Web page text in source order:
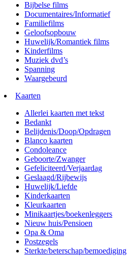
Bijbelse films
Documentaires/Informatief
Familiefilms
Geloofsopbouw
Huwelijk/Romantiek films
Kinderfilms
Muziek dvd’s
Spanning
Waargebeurd
Kaarten
Allerlei kaarten met tekst
Bedankt
Belijdenis/Doop/Opdragen
Blanco kaarten
Condoleance
Geboorte/Zwanger
Gefeliciteerd/Verjaardag
Geslaagd/Rijbewijs
Huwelijk/Liefde
Kinderkaarten
Kleurkaarten
Minikaartjes/boekenleggers
Nieuw huis/Pensioen
Opa & Oma
Postzegels
Sterkte/beterschap/bemoediging